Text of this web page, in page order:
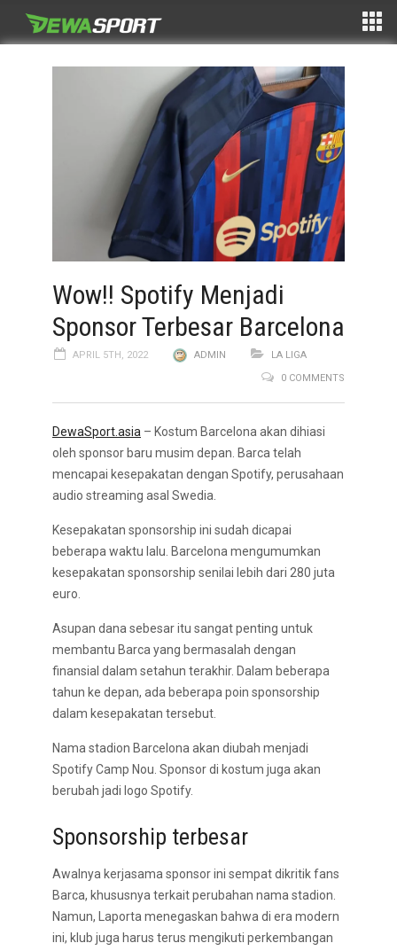
Wow!! Spotify Menjadi
Sponsor Terbesar Barcelona
APRIL 5TH, 2022 ADMIN
LA LIGA
0 COMMENTS
DewaSport.asia – Kostum Barcelona akan dihiasi
oleh sponsor baru musim depan. Barca telah
mencapai kesepakatan dengan Spotify, perusahaan
audio streaming asal Swedia.
Kesepakatan sponsorship ini sudah dicapai
beberapa waktu lalu. Barcelona mengumumkan
kesepakatan sponsorship senilai lebih dari 280 juta
euro.
Asupan dana sebesar itu sangat penting untuk
membantu Barca yang bermasalah dengan
finansial dalam setahun terakhir. Dalam beberapa
tahun ke depan, ada beberapa poin sponsorship
dalam kesepakatan tersebut.
Nama stadion Barcelona akan diubah menjadi
Spotify Camp Nou. Sponsor di kostum juga akan
berubah jadi logo Spotify.
Sponsorship terbesar
Awalnya kerjasama sponsor ini sempat dikritik fans
Barca, khususnya terkait perubahan nama stadion.
Namun, Laporta menegaskan bahwa di era modern
ini, klub juga harus terus mengikuti perkembangan